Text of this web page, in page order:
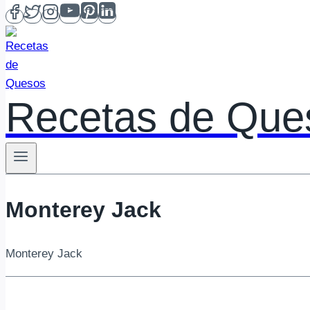
Recetas de
Monterey Jack
Monterey Jack